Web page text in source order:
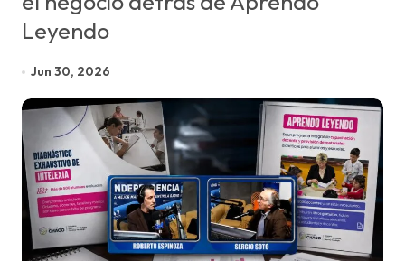
Leyendo
Jun 30, 2026